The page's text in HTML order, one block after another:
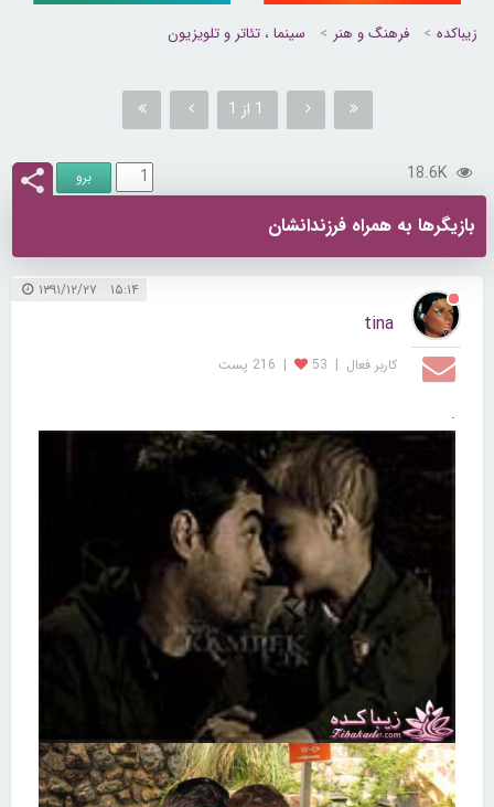
زیباکده فرهنگ و هنر سینما ، تئاتر و تلویزیون
1 از 1
18.6K
بازیگرها به همراه فرزندانشان
۱۵:۱۴ ۱۳۹۱/۱۲/۲۷
tina
کاربر فعال |
53
| 216 پست
.